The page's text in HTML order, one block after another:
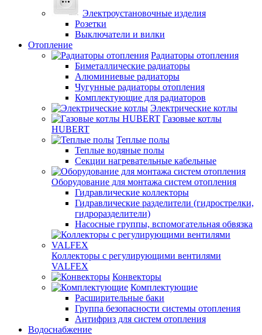
Электроустановочные изделия
Розетки
Выключатели и вилки
Отопление
Радиаторы отопления
Биметаллические радиаторы
Алюминиевые радиаторы
Чугунные радиаторы отопления
Комплектующие для радиаторов
Электрические котлы
Газовые котлы
HUBERT
Теплые полы
Теплые водяные полы
Секции нагревательные кабельные
Оборудование для монтажа систем отопления
Гидравлические коллекторы
Гидравлические разделители (гидрострелки,
гидроразделители)
Насосные группы, вспомогательная обвязка
Коллекторы с регулирующими вентилями
VALFEX
Конвекторы
Комплектующие
Расширительные баки
Группа безопасности системы отопления
Антифриз для систем отопления
Водоснабжение